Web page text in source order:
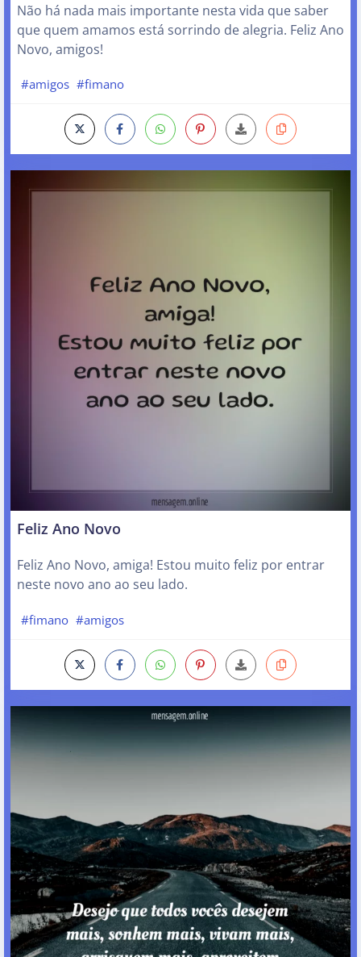
Não há nada mais importante nesta vida que saber
que quem amamos está sorrindo de alegria. Feliz Ano
Novo, amigos!
#amigos #fimano
Feliz Ano Novo
Feliz Ano Novo, amiga! Estou muito feliz por entrar
neste novo ano ao seu lado.
#fimano #amigos